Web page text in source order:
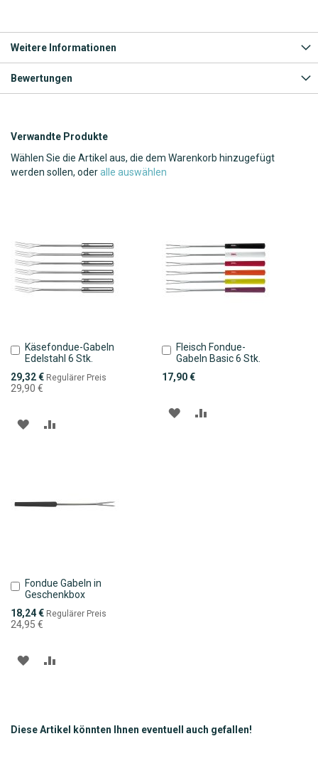
Weitere Informationen
Bewertungen
Verwandte Produkte
Wählen Sie die Artikel aus, die dem Warenkorb hinzugefügt
werden sollen, oderalle auswählen
Käsefondue-Gabeln
Edelstahl 6 Stk.
Sonderpreis
29,32 € Regulärer Preis
29,90 €
In
den
Warenkorb
ZUR
Fleisch Fondue-
Gabeln Basic 6 Stk.
17,90 €
In
den
Warenkorb
ZUR
Fondue Gabeln in
Geschenkbox
Sonderpreis
18,24 € Regulärer Preis
24,95 €
In
den
Warenkorb
ZUR
Diese Artikel könnten Ihnen eventuell auch gefallen!